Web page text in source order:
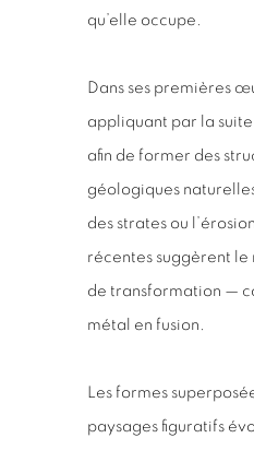
qu’elle occupe.
Dans ses premières
appliquant par la suite
afin de former des
géologiques
des strates ou
récentes suggèrent le
de transformation —
métal en fusion.
Les formes
paysages figuratifs